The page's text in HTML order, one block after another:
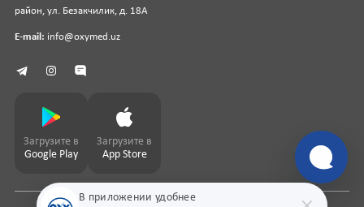
В приложении удобнее
район, ул. Безакчилик, д. 18А
E-mail: info@oxymed.uz
Загрузите в
Google Play
Загрузите в
App Store